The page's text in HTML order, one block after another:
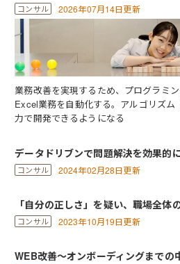
2026年07月14日更新
業務改善を実現するため、プログラミ
Excel業務を自動化する。アルゴリズム
力で開発できるようになる
データドリブンで問題解決を効果的
2024年02月28日更新
「自分の正しさ」を疑い、職場全体
2023年10月19日更新
WEB改善～オンボーディングまでの